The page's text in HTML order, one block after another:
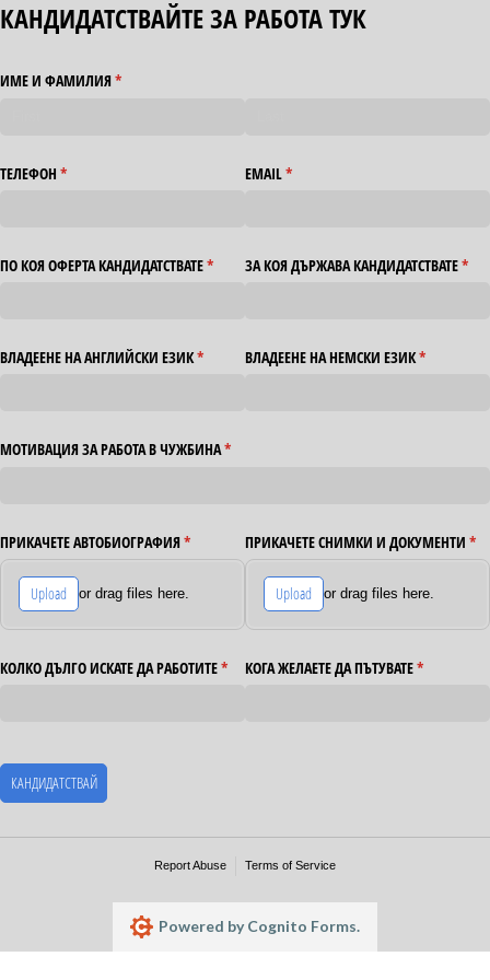
КАНДИДАТСТВАЙТЕ ЗА РАБОТА ТУК
ИМЕ И ФАМИЛИЯ*
(required)
ТЕЛЕФОН *
(required) EMAIL*
(required)
ПО КОЯ ОФЕРТА КАНДИДАТСТВАТЕ*
(required)ЗА КОЯ ДЪРЖАВА КАНДИДАТСТВАТЕ*
ВЛАДЕЕНЕ НА АНГЛИЙСКИ ЕЗИК*
(required)ВЛАДЕЕНЕ НА НЕМСКИ ЕЗИК*
(required)
МОТИВАЦИЯ ЗА РАБОТА В ЧУЖБИНА*
(required)
ПРИКАЧЕТЕ АВТОБИОГРАФИЯ*
(required)
Upload or drag files here.
ПРИКАЧЕТЕ СНИМКИ И ДОКУМЕНТИ *
Upload or drag files here.
КОЛКО ДЪЛГО ИСКАТЕ ДА РАБОТИТЕ*
(required)
КОГА ЖЕЛАЕТЕ ДА ПЪТУВАТЕ*
(required)
КАНДИДАТСТВАЙ
Report Abuse Terms of Service
Powered by Cognito Forms.